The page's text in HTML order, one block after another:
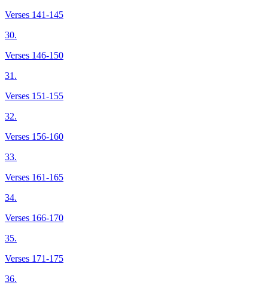
Verses 141-145
30.
Verses 146-150
31.
Verses 151-155
32.
Verses 156-160
33.
Verses 161-165
34.
Verses 166-170
35.
Verses 171-175
36.